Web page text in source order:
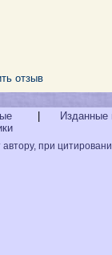
отзыв
Изданные
при